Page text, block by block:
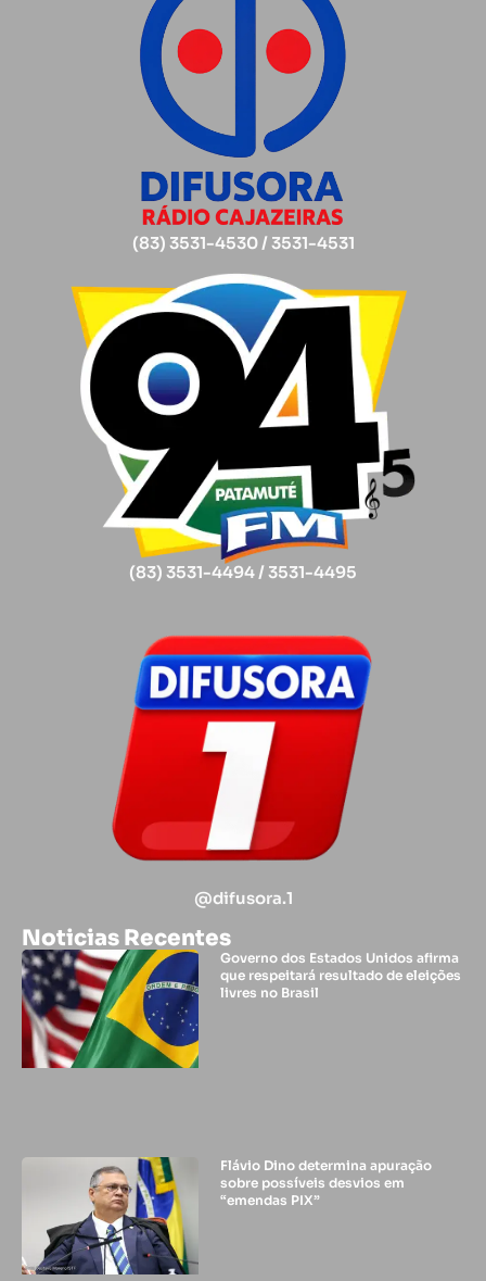
(83) 3531-4530 / 3531-4531
(83) 3531-4494 / 3531-4495
@difusora.1
Noticias Recentes
Governo dos Estados Unidos afirma
que respeitará resultado de eleições
livres no Brasil
Flávio Dino determina apuração
sobre possíveis desvios em
“emendas PIX”